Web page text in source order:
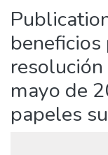
mayo de
papeles